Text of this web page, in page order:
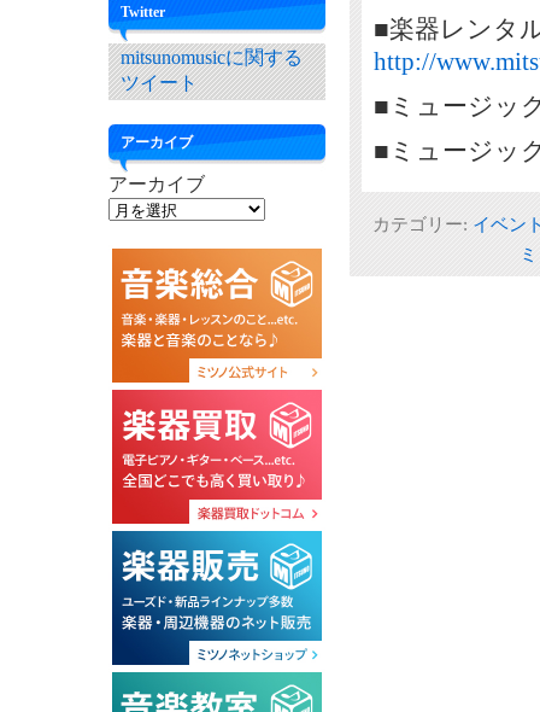
■楽器レンタ
http://
■ミュージッ
■ミュージッ
カテゴリー: イベン
Twitter
mitsunomusicに関する
ツイート
アーカイブ
アーカイブ